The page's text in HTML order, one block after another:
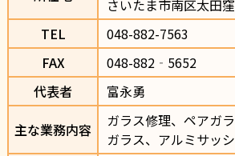
さいたま市南区
TEL
048-882-7563
FAX
048-882‐5652
代表者
富永勇
主な業務内容
ガラス修理、ペアガ
ガラス、アルミサッシ